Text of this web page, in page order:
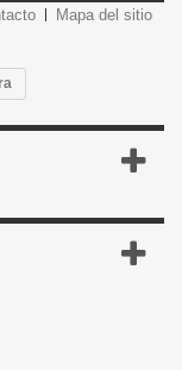
Mapa del sitio